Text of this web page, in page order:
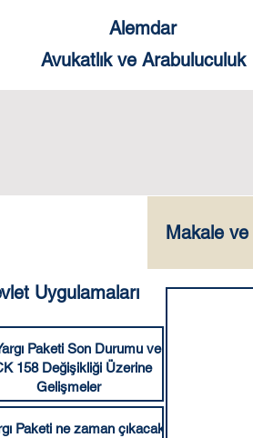
Alemdar
Avukatlık ve Arabuluculuk
Paketi Son Durumu ve
158 Değişikliği Üzerine
Gelişmeler
Paketi ne zaman çıkacak?
Uygulamaları
Makale